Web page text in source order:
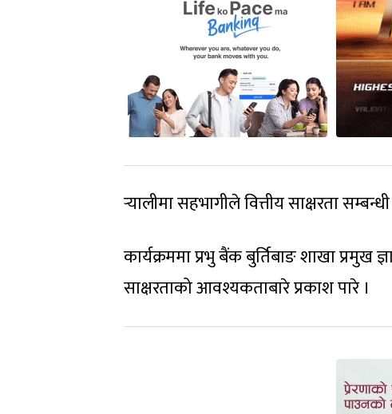
र्‍यालीमा सहभागीले वित्तीय साक्षरता
कार्यक्रममा प्रभु बैंक बुर्तिबाङ शाखा प्रमुख
साक्षरताको आवश्यकताबारे प्रकाश पारे ।